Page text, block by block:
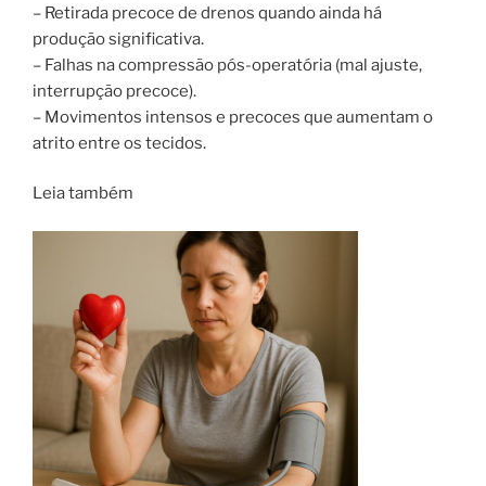
– Retirada precoce de drenos quando ainda há
produção significativa.
– Falhas na compressão pós-operatória (mal ajuste,
interrupção precoce).
– Movimentos intensos e precoces que aumentam o
atrito entre os tecidos.
Leia também